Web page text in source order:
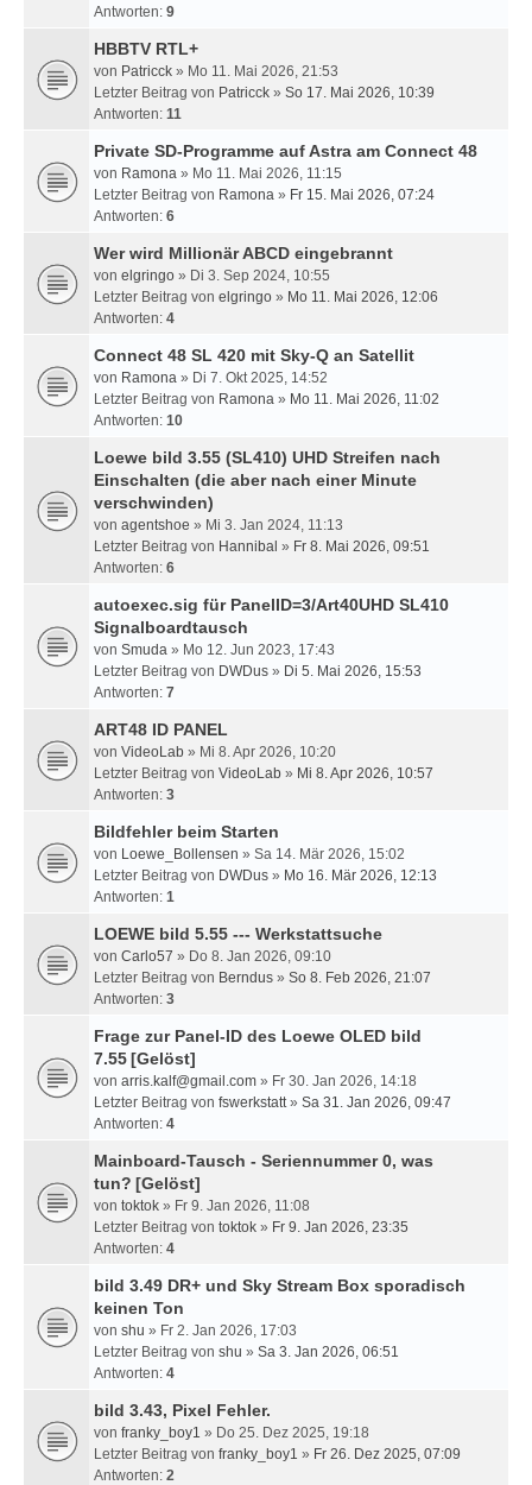
Antworten: 9
HBBTV RTL+
von Patricck » Mo 11. Mai 2026, 21:53
Letzter Beitrag von Patricck » So 17. Mai 2026, 10:39
Antworten: 11
Private SD-Programme auf Astra am Connect 48
von Ramona » Mo 11. Mai 2026, 11:15
Letzter Beitrag von Ramona » Fr 15. Mai 2026, 07:24
Antworten: 6
Wer wird Millionär ABCD eingebrannt
von elgringo » Di 3. Sep 2024, 10:55
Letzter Beitrag von elgringo » Mo 11. Mai 2026, 12:06
Antworten: 4
Connect 48 SL 420 mit Sky-Q an Satellit
von Ramona » Di 7. Okt 2025, 14:52
Letzter Beitrag von Ramona » Mo 11. Mai 2026, 11:02
Antworten: 10
Loewe bild 3.55 (SL410) UHD Streifen nach
Einschalten (die aber nach einer Minute
verschwinden)
von agentshoe » Mi 3. Jan 2024, 11:13
Letzter Beitrag von Hannibal » Fr 8. Mai 2026, 09:51
Antworten: 6
autoexec.sig für PanelID=3/Art40UHD SL410
Signalboardtausch
von Smuda » Mo 12. Jun 2023, 17:43
Letzter Beitrag von DWDus » Di 5. Mai 2026, 15:53
Antworten: 7
ART48 ID PANEL
von VideoLab » Mi 8. Apr 2026, 10:20
Letzter Beitrag von VideoLab » Mi 8. Apr 2026, 10:57
Antworten: 3
Bildfehler beim Starten
von Loewe_Bollensen » Sa 14. Mär 2026, 15:02
Letzter Beitrag von DWDus » Mo 16. Mär 2026, 12:13
Antworten: 1
LOEWE bild 5.55 --- Werkstattsuche
von Carlo57 » Do 8. Jan 2026, 09:10
Letzter Beitrag von Berndus » So 8. Feb 2026, 21:07
Antworten: 3
Frage zur Panel-ID des Loewe OLED bild
7.55[Gelöst]
von arris.kalf@gmail.com » Fr 30. Jan 2026, 14:18
Letzter Beitrag von fswerkstatt» Sa 31. Jan 2026, 09:47
Antworten: 4
Mainboard-Tausch - Seriennummer 0, was
tun? [Gelöst]
von toktok » Fr 9. Jan 2026, 11:08
Letzter Beitrag von toktok » Fr 9. Jan 2026, 23:35
Antworten: 4
bild 3.49 DR+ und Sky Stream Box sporadisch
keinen Ton
von shu » Fr 2. Jan 2026, 17:03
Letzter Beitrag von shu » Sa 3. Jan 2026, 06:51
Antworten: 4
bild 3.43, Pixel Fehler.
von franky_boy1 » Do 25. Dez 2025, 19:18
Letzter Beitrag von franky_boy1 » Fr 26. Dez 2025, 07:09
Antworten: 2